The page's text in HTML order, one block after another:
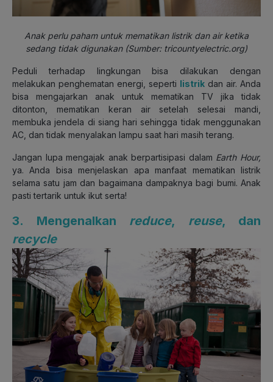
Anak perlu paham untuk mematikan listrik dan air ketika
sedang tidak digunakan (Sumber: tricountyelectric.org)
Peduli terhadap lingkungan bisa dilakukan dengan
melakukan penghematan energi, seperti listrik dan air. Anda
bisa mengajarkan anak untuk mematikan TV jika tidak
ditonton, mematikan keran air setelah selesai mandi,
membuka jendela di siang hari sehingga tidak menggunakan
AC, dan tidak menyalakan lampu saat hari masih terang.
Jangan lupa mengajak anak berpartisipasi dalam Earth Hour,
ya. Anda bisa menjelaskan apa manfaat mematikan listrik
selama satu jam dan bagaimana dampaknya bagi bumi. Anak
pasti tertarik untuk ikut serta!
3. Mengenalkan reduce, reuse, dan
recycle